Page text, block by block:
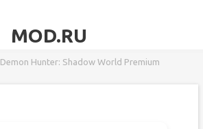
MOD.RU
Demon Hunter: Shadow World Premium